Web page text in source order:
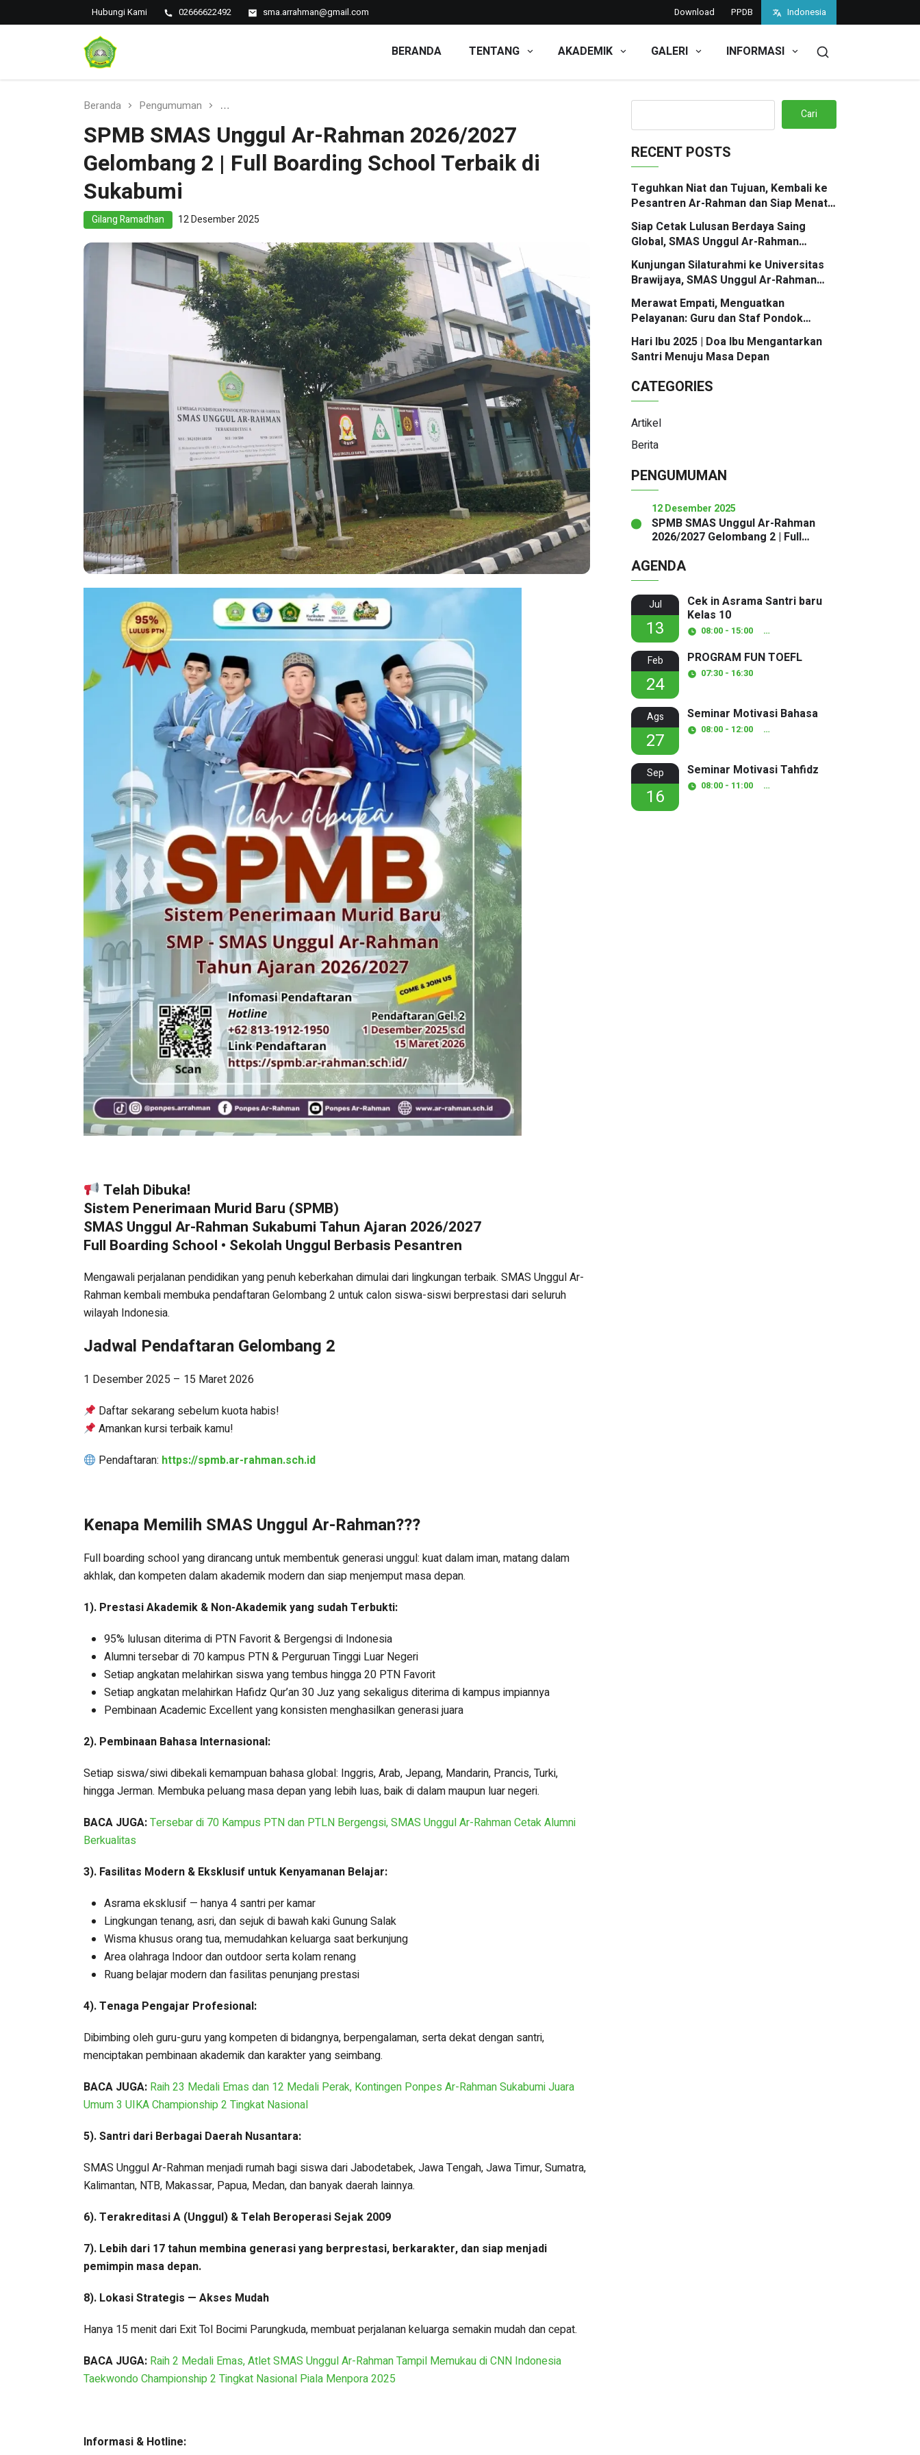
Hubungi Kami 02666622492 sma.arrahman@gmail.com Download PPDB Indonesia
SMAS Unggul Ar
Rahman
Sekolah Unggul Berbasis Pesantren di Sukabumi
BERANDA TENTANG AKADEMIK GALERI INFORMASI
Beranda Pengumuman SPMB SMAS Unggul Ar-Rahman 2026/2027 Gelombang 2 | Full Boarding School Terbaik di Sukabumi
SPMB SMAS Unggul Ar-Rahman 2026/2027
Gelombang 2 | Full Boarding School Terbaik di
Sukabumi
Gilang Ramadhan 12 Desember 2025
Telah Dibuka!
Sistem Penerimaan Murid Baru (SPMB)
SMAS Unggul Ar-Rahman Sukabumi Tahun Ajaran 2026/2027
Full Boarding School • Sekolah Unggul Berbasis Pesantren
Mengawali perjalanan pendidikan yang penuh keberkahan dimulai dari lingkungan terbaik. SMAS Unggul Ar-
Rahman kembali membuka pendaftaran Gelombang 2 untuk calon siswa-siswi berprestasi dari seluruh
wilayah Indonesia.
Jadwal Pendaftaran Gelombang 2
1 Desember 2025 – 15 Maret 2026
Daftar sekarang sebelum kuota habis!
Amankan kursi terbaik kamu!
Pendaftaran: https://spmb.ar-rahman.sch.id
Kenapa Memilih SMAS Unggul Ar-Rahman???
Full boarding school yang dirancang untuk membentuk generasi unggul: kuat dalam iman, matang dalam
akhlak, dan kompeten dalam akademik modern dan siap menjemput masa depan.
1). Prestasi Akademik & Non-Akademik yang sudah Terbukti:
95% lulusan diterima di PTN Favorit & Bergengsi di Indonesia
Alumni tersebar di 70 kampus PTN & Perguruan Tinggi Luar Negeri
Setiap angkatan melahirkan siswa yang tembus hingga 20 PTN Favorit
Setiap angkatan melahirkan Hafidz Qur’an 30 Juz yang sekaligus diterima di kampus impiannya
Pembinaan Academic Excellent yang konsisten menghasilkan generasi juara
2). Pembinaan Bahasa Internasional:
Setiap siswa/siwi dibekali kemampuan bahasa global: Inggris, Arab, Jepang, Mandarin, Prancis, Turki,
hingga Jerman. Membuka peluang masa depan yang lebih luas, baik di dalam maupun luar negeri.
BACA JUGA:Tersebar di 70 Kampus PTN dan PTLN Bergengsi, SMAS Unggul Ar-Rahman Cetak Alumni
Berkualitas
3). Fasilitas Modern & Eksklusif untuk Kenyamanan Belajar:
Asrama eksklusif — hanya 4 santri per kamar
Lingkungan tenang, asri, dan sejuk di bawah kaki Gunung Salak
Wisma khusus orang tua, memudahkan keluarga saat berkunjung
Area olahraga Indoor dan outdoor serta kolam renang
Ruang belajar modern dan fasilitas penunjang prestasi
4). Tenaga Pengajar Profesional:
Dibimbing oleh guru-guru yang kompeten di bidangnya, berpengalaman, serta dekat dengan santri,
menciptakan pembinaan akademik dan karakter yang seimbang.
BACA JUGA: Raih 23 Medali Emas dan 12 Medali Perak, Kontingen Ponpes Ar-Rahman Sukabumi Juara
Umum 3 UIKA Championship 2 Tingkat Nasional
5). Santri dari Berbagai Daerah Nusantara:
SMAS Unggul Ar-Rahman menjadi rumah bagi siswa dari Jabodetabek, Jawa Tengah, Jawa Timur, Sumatra,
Kalimantan, NTB, Makassar, Papua, Medan, dan banyak daerah lainnya.
6). Terakreditasi A (Unggul) & Telah Beroperasi Sejak 2009
7). Lebih dari 17 tahun membina generasi yang berprestasi, berkarakter, dan siap menjadi
pemimpin masa depan.
8). Lokasi Strategis — Akses Mudah
Hanya 15 menit dari Exit Tol Bocimi Parungkuda, membuat perjalanan keluarga semakin mudah dan cepat.
BACA JUGA: Raih 2 Medali Emas, Atlet SMAS Unggul Ar-Rahman Tampil Memukau di CNN Indonesia
Taekwondo Championship 2 Tingkat Nasional Piala Menpora 2025
Informasi & Hotline:
Cari
RECENT POSTS
Teguhkan Niat dan Tujuan, Kembali ke
Pesantren Ar-Rahman dan Siap Menata
Hati serta Mimpi Berbingkaikan Doa
Siap Cetak Lulusan Berdaya Saing
Global, SMAS Unggul Ar-Rahman
Sukabumi Gelar Program Fun TOEFL
Preparation Kolaborasi Santri
Mengglobal
Kunjungan Silaturahmi ke Universitas
Brawijaya, SMAS Unggul Ar-Rahman
Sukabumi Perkuat Akses Informasi
Jalur Masuk PTN
Merawat Empati, Menguatkan
Pelayanan: Guru dan Staf Pondok
Pesantren Ar-Rahman Sukabumi Ikuti
Workshop Mastering Service
Excellence
Hari Ibu 2025 | Doa Ibu Mengantarkan
Santri Menuju Masa Depan
CATEGORIES
Artikel
Berita
PENGUMUMAN
12 Desember 2025
SPMB SMAS Unggul Ar-Rahman
2026/2027 Gelombang 2 | Full
Sukabumi
AGENDA
Jul
13
Cek in Asrama Santri baru
Kelas 10
08:00 - 15:00
Feb
24
PROGRAM FUN TOEFL
07:30 - 16:30
Ags
27
Seminar Motivasi Bahasa
08:00 - 12:00
Sep
16
Seminar Motivasi Tahfidz
08:00 - 11:00